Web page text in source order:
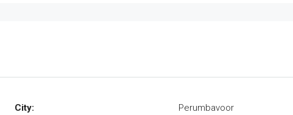
City: Perumbavoor